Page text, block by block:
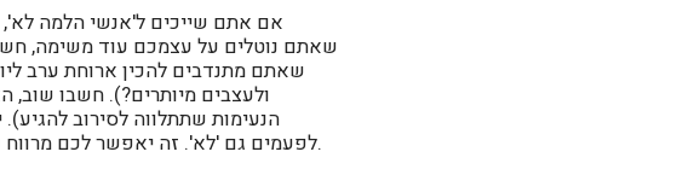
אם אתם שייכים ל'אנשי הלמה לא',
שאתם נוטלים על עצמכם עוד משימה,
שאתם מתנדבים להכין ארוחת ערב
ולעצבים מיותרים?). חשבו
הנעימות שתתלווה לסירוב
לפעמים גם 'לא'. זה יאפשר לכם מרווח נשימה, חשיבה על סדרי עדיפויות, ודיוק של ניצול הזמן שלכם ביום-יום.